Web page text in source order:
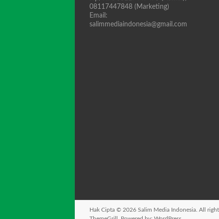
08117447848 (Marketing)
Email:
salimmediaindonesia@gmail.com
Hak Cipta © 2026 Salim Media Indonesia . All